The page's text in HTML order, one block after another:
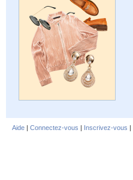
Aide | Connectez-vous | Inscrivez-vous |